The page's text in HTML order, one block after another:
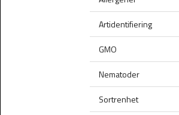
Artidentifiering
GMO
Nematoder
Sortrenhet